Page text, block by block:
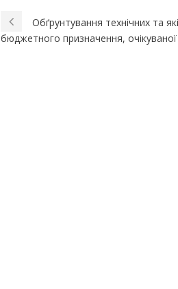
Обґрунтування технічних та
бюджетного призначення, очікуваної